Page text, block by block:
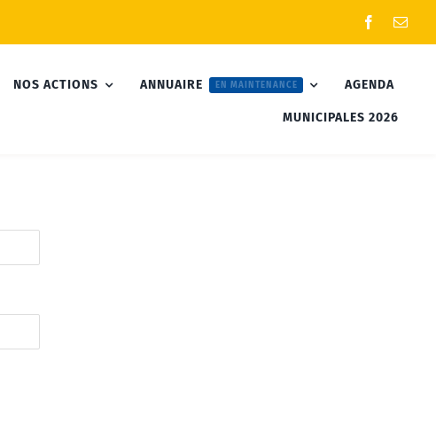
NOS ACTIONS ANNUAIRE EN MAINTENANCE AGENDA
MUNICIPALES 2026